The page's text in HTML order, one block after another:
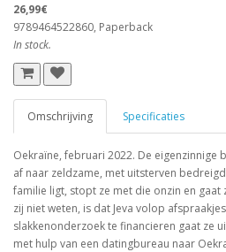
26,99€
9789464522860, Paperback
In stock.
Omschrijving Specificaties
Oekraïne, februari 2022. De eigenzinnige
af naar zeldzame, met uitsterven
familie ligt, stopt ze met die onzin en gaat
zij niet weten, is dat Jeva volop
slakkenonderzoek te financieren gaat ze
met hulp van een datingbureau naar